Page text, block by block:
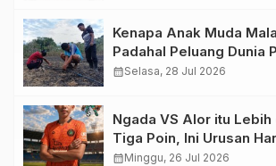
Kenapa Anak Muda
Padahal Peluang Dunia
Menjanjikan?
calendar_monthSelasa, 28 Jul 2026
Ngada VS Alor itu
Tiga Poin, Ini Urusan
calendar_monthMinggu, 26 Jul 2026